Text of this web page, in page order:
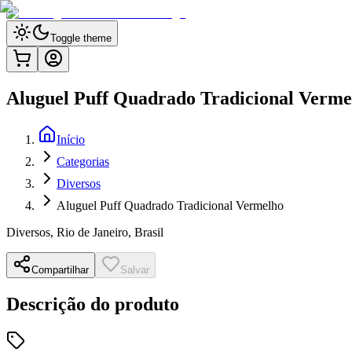
Toggle theme
Aluguel Puff Quadrado Tradicional
Início
Categorias
Diversos
Aluguel Puff Quadrado Tradicional Vermelho
Diversos, Rio de Janeiro, Brasil
Compartilhar Salvar
Descrição do produto